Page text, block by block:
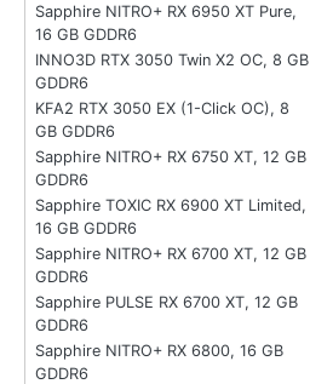
Sapphire NITRO+ RX 6950 XT Pure,
16 GB GDDR6
INNO3D RTX 3050 Twin X2 OC, 8 GB
GDDR6
KFA2 RTX 3050 EX (1-Click OC), 8
GB GDDR6
Sapphire NITRO+ RX 6750 XT, 12 GB
GDDR6
Sapphire TOXIC RX 6900 XT Limited,
16 GB GDDR6
Sapphire NITRO+ RX 6700 XT, 12 GB
GDDR6
Sapphire PULSE RX 6700 XT, 12 GB
GDDR6
Sapphire NITRO+ RX 6800, 16 GB
GDDR6